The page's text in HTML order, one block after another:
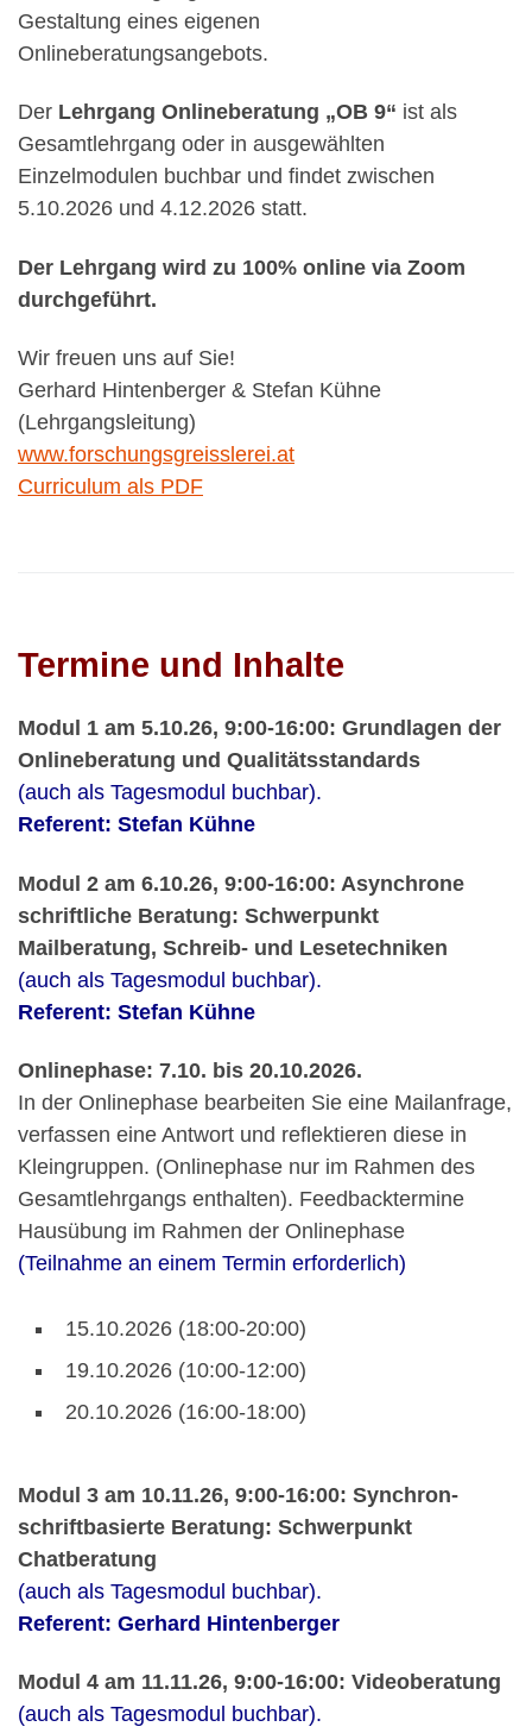
Gestaltung eines eigenen
Onlineberatungsangebots.
Der Lehrgang Onlineberatung „OB 9“ ist als
Gesamtlehrgang oder in ausgewählten
Einzelmodulen buchbar und findet zwischen
5.10.2026 und 4.12.2026 statt.
Der Lehrgang wird zu 100% online via Zoom
durchgeführt.
Wir freuen uns auf Sie!
Gerhard Hintenberger & Stefan Kühne
(Lehrgangsleitung)
www.forschungsgreisslerei.at
Curriculum als PDF
Termine und Inhalte
Modul 1 am 5.10.26, 9:00-16:00: Grundlagen der
Onlineberatung und Qualitätsstandards
(auch als Tagesmodul buchbar).
Referent: Stefan Kühne
Modul 2 am 6.10.26, 9:00-16:00: Asynchrone
schriftliche Beratung: Schwerpunkt
Mailberatung, Schreib- und Lesetechniken
(auch als Tagesmodul buchbar).
Referent: Stefan Kühne
Onlinephase: 7.10. bis 20.10.2026.
In der Onlinephase bearbeiten Sie eine Mailanfrage,
verfassen eine Antwort und reflektieren diese in
Kleingruppen. (Onlinephase nur im Rahmen des
Gesamtlehrgangs enthalten). Feedbacktermine
Hausübung im Rahmen der Onlinephase
(Teilnahme an einem Termin erforderlich)
15.10.2026 (18:00-20:00)
19.10.2026 (10:00-12:00)
20.10.2026 (16:00-18:00)
Modul 3 am 10.11.26, 9:00-16:00: Synchron-
schriftbasierte Beratung: Schwerpunkt
Chatberatung
(auch als Tagesmodul buchbar).
Referent: Gerhard Hintenberger
Modul 4 am 11.11.26, 9:00-16:00: Videoberatung
(auch als Tagesmodul buchbar).